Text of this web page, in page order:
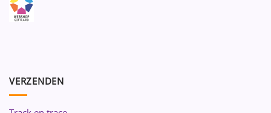
VERZENDEN